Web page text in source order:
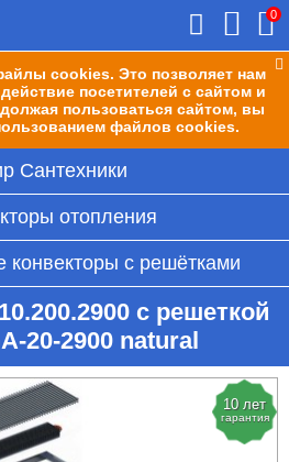
cookies. Это позволяет нам
посетителей с сайтом и
пользоваться сайтом, вы
файлов cookies.
0
Сантехники
отопления
конвекторы с решётками
с решеткой
20-2900 natural
10 лет
гарантия